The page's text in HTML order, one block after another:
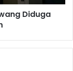
Diduga